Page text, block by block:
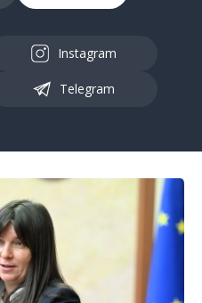
Instagram
Telegram